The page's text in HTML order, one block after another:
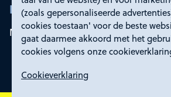
(zoals gepersonaliseerde
cookies toestaan' voor de beste
gaat daarmee akkoord met het
cookies volgens onze
Cookieverklaring
Rd4
Mijn Rd4